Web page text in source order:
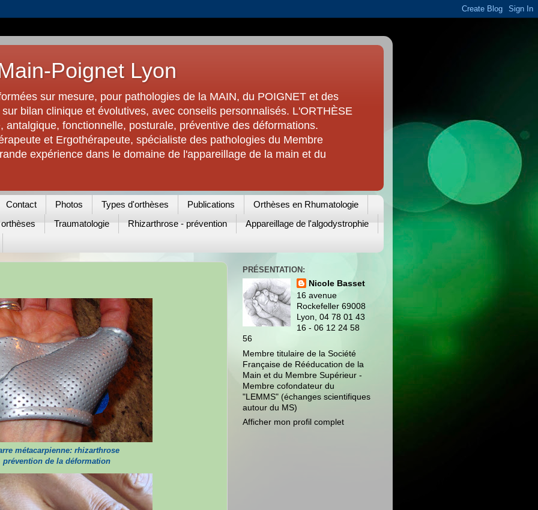
Poignet Lyon
sur mesure, pour pathologies de la MAIN, du POIGNET et des
bilan clinique et évolutives, avec conseils personnalisés. L'ORTHÈSE
antalgique, fonctionnelle, posturale, préventive des déformations.
et Ergothérapeute, spécialiste des pathologies du Membre
expérience dans le domaine de l'appareillage de la main et du
Contact Photos Types d'orthèses Publications
Orthèses en Rhumatologie
Traumatologie Rhizarthrose - prévention Appareillage de l'algodystrophie
métacarpienne: rhizarthrose
prévention de la déformation
PRÉSENTATION:
Nicole Basset
16 avenue
Rockefeller 69008
Lyon, 04 78 01 43
16 - 06 12 24 58
56
Membre titulaire de la Société
Française de Rééducation de la
Main et du Membre Supérieur -
Membre cofondateur du
"LEMMS" (échanges scientifiques
autour du MS)
Afficher mon profil complet